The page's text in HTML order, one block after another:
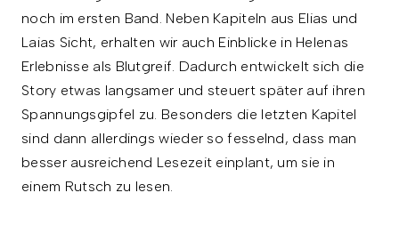
noch im ersten Band. Neben Kapiteln aus Elias und
Laias Sicht, erhalten wir auch Einblicke in Helenas
Erlebnisse als Blutgreif. Dadurch entwickelt sich die
Story etwas langsamer und steuert später auf ihren
Spannungsgipfel zu. Besonders die letzten Kapitel
sind dann allerdings wieder so fesselnd, dass man
besser ausreichend Lesezeit einplant, um sie in
einem Rutsch zu lesen.